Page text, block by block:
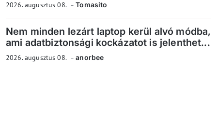
2026. augusztus 08. Tomasito
Nem minden lezárt laptop kerül alvó módba,
ami adatbiztonsági kockázatot is jelenthet...
2026. augusztus 08. anorbee